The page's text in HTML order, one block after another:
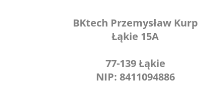
BKtech Przemysław Kurp
Łąkie 15A
77-139 Łąkie
NIP: 8411094886